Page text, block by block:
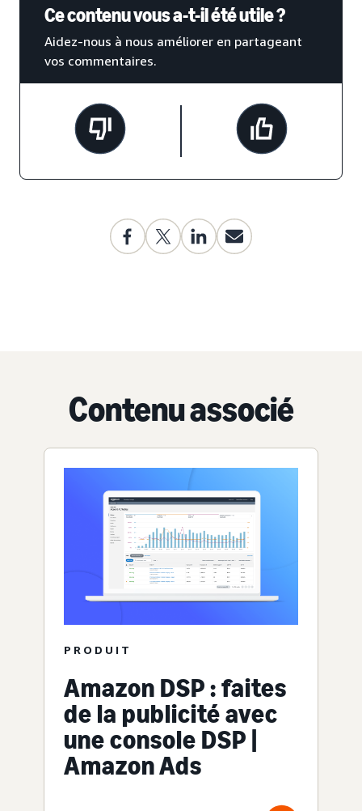
Ce contenu vous a-t-il été utile ?
Aidez-nous à nous améliorer en partageant
vos commentaires.
Contenu associé
PRODUIT
Amazon DSP : faites
de la publicité avec
une console DSP |
Amazon Ads